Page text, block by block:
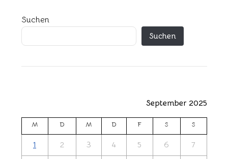
Suchen
Suchen
September 2025
M D M D F S S
1 2 3 4 5 6 7